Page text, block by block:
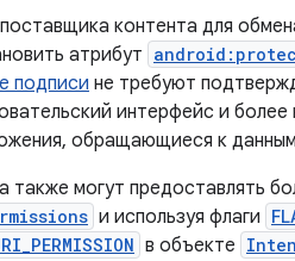
контента для
атрибут
подписи не требуют
интерфейс и
обращающиеся к
также могут предоставлять
и используя флаги
в объекте